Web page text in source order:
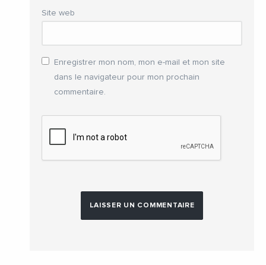
Site web
Enregistrer mon nom, mon e-mail et mon site
dans le navigateur pour mon prochain
commentaire.